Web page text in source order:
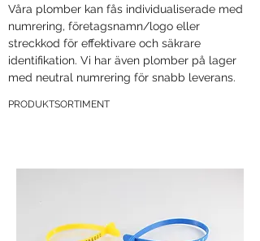
Våra plomber kan fås individualiserade med
numrering, företagsnamn/logo eller
streckkod för effektivare och säkrare
identifikation. Vi har även plomber på lager
med neutral numrering för snabb leverans.
PRODUKTSORTIMENT